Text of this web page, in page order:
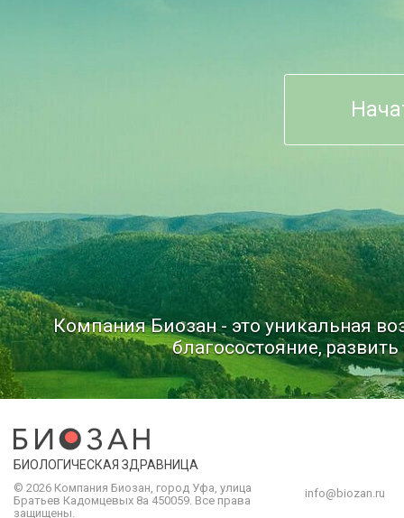
Компания Биозан - это уникальная
благосостояние,
БИОЛОГИЧЕСКАЯ ЗДРАВНИЦА
© 2026 Компания Биозан, город Уфа, улица
Братьев Кадомцевых 8а 450059. Все права
защищены.
info@biozan.ru